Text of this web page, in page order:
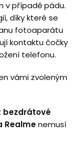
v případě pádu.
díky které se
fotoaparátu
kontaktu čočky
telefonu.
vámi zvoleným
bezdrátové
Realmenemusí